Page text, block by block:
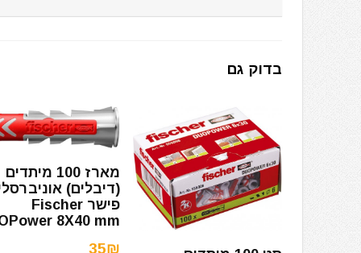
בדוק גם
מארז 100 מיתדים
(דיבלים)
פישר Fischer
8X40 mm
35₪